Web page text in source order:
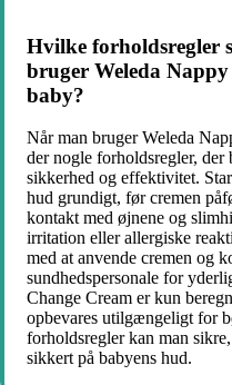
Hvilke forholdsregler
bruger Weleda
baby?
Når man bruger Weleda
der nogle forholdsregler, der
sikkerhed og effektivitet.
hud grundigt, før cremen
kontakt med øjnene og
irritation eller allergiske
med at anvende cremen og
sundhedspersonale for
Change Cream er kun
opbevares utilgængeligt for
forholdsregler kan man
sikkert på babyens hud.